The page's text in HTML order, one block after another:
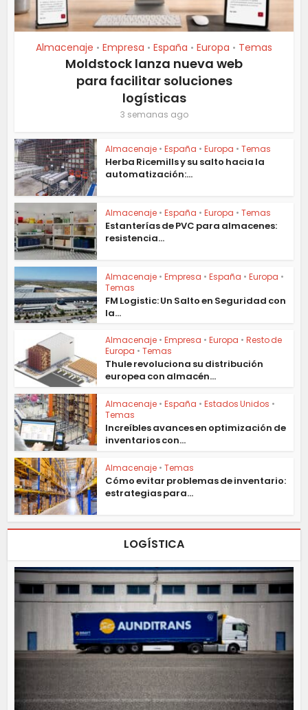
Almacenaje • Empresa • España • Europa • Temas
Moldstock lanza nueva web
para facilitar soluciones
logísticas
3 semanas ago
Almacenaje • España • Europa • Temas
Herba Ricemills y su salto hacia la
automatización:...
Almacenaje • España • Europa • Temas
Estanterías de PVC para almacenes:
resistencia...
Almacenaje • Empresa • España • Europa •
Temas
FM Logistic: Un Salto en Seguridad con
la...
Almacenaje • Empresa • Europa • Resto de
Europa • Temas
Thule revoluciona su distribución
europea con almacén...
Almacenaje • España • Estados Unidos •
Temas
Increíbles avances en optimización de
inventarios con...
Almacenaje • Temas
Cómo evitar problemas de inventario:
estrategias para...
LOGÍSTICA